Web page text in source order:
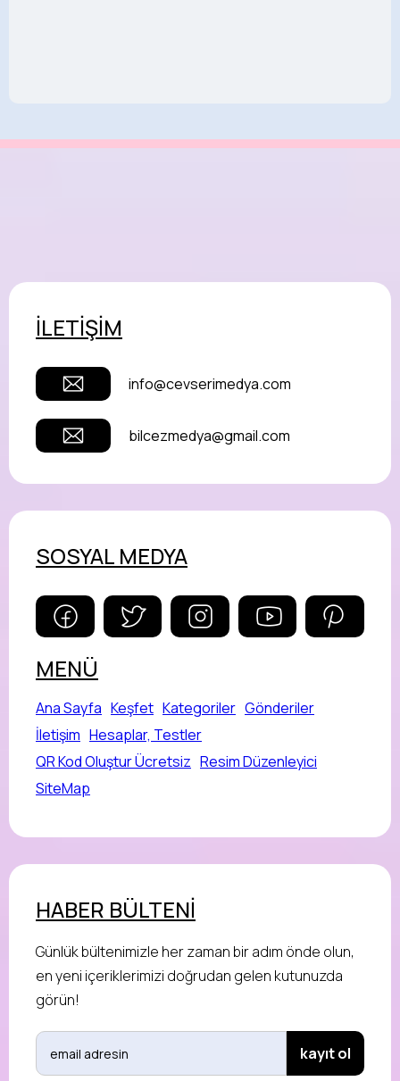
İLETİŞİM
info@cevserimedya.com
bilcezmedya@gmail.com
SOSYAL MEDYA
MENÜ
Ana Sayfa Keşfet Kategoriler Gönderiler
İletişim Hesaplar, Testler
QR Kod Oluştur Ücretsiz Resim Düzenleyici
SiteMap
HABER BÜLTENİ
Günlük bültenimizle her zaman bir adım önde olun,
en yeni içeriklerimizi doğrudan gelen kutunuzda
görün!